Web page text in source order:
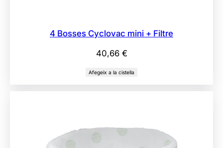
4 Bosses Cyclovac mini + Filtre
40,66 €
Afegeix a la cistella